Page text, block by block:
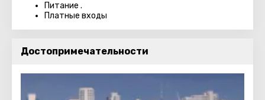
Питание .
Платные входы
Достопримечательности